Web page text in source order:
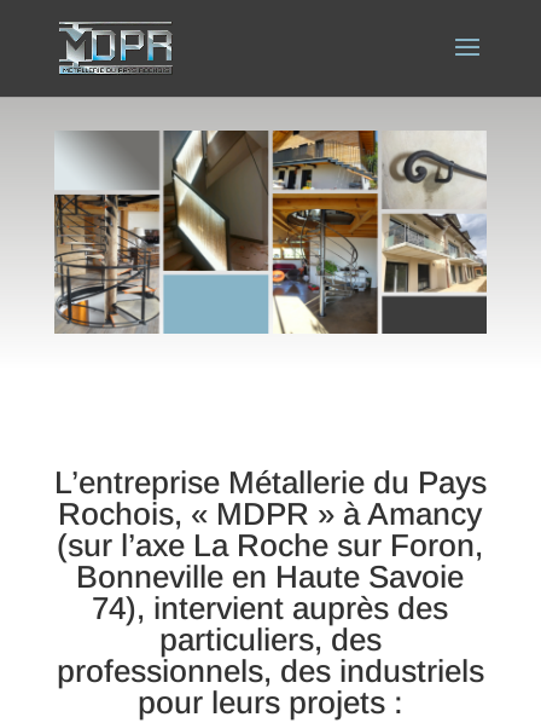
L’entreprise Métallerie du Pays
Rochois, « MDPR » à Amancy
(sur l’axe La Roche sur Foron,
Bonneville en Haute Savoie
74), intervient auprès des
particuliers, des
professionnels, des industriels
pour leurs projets :